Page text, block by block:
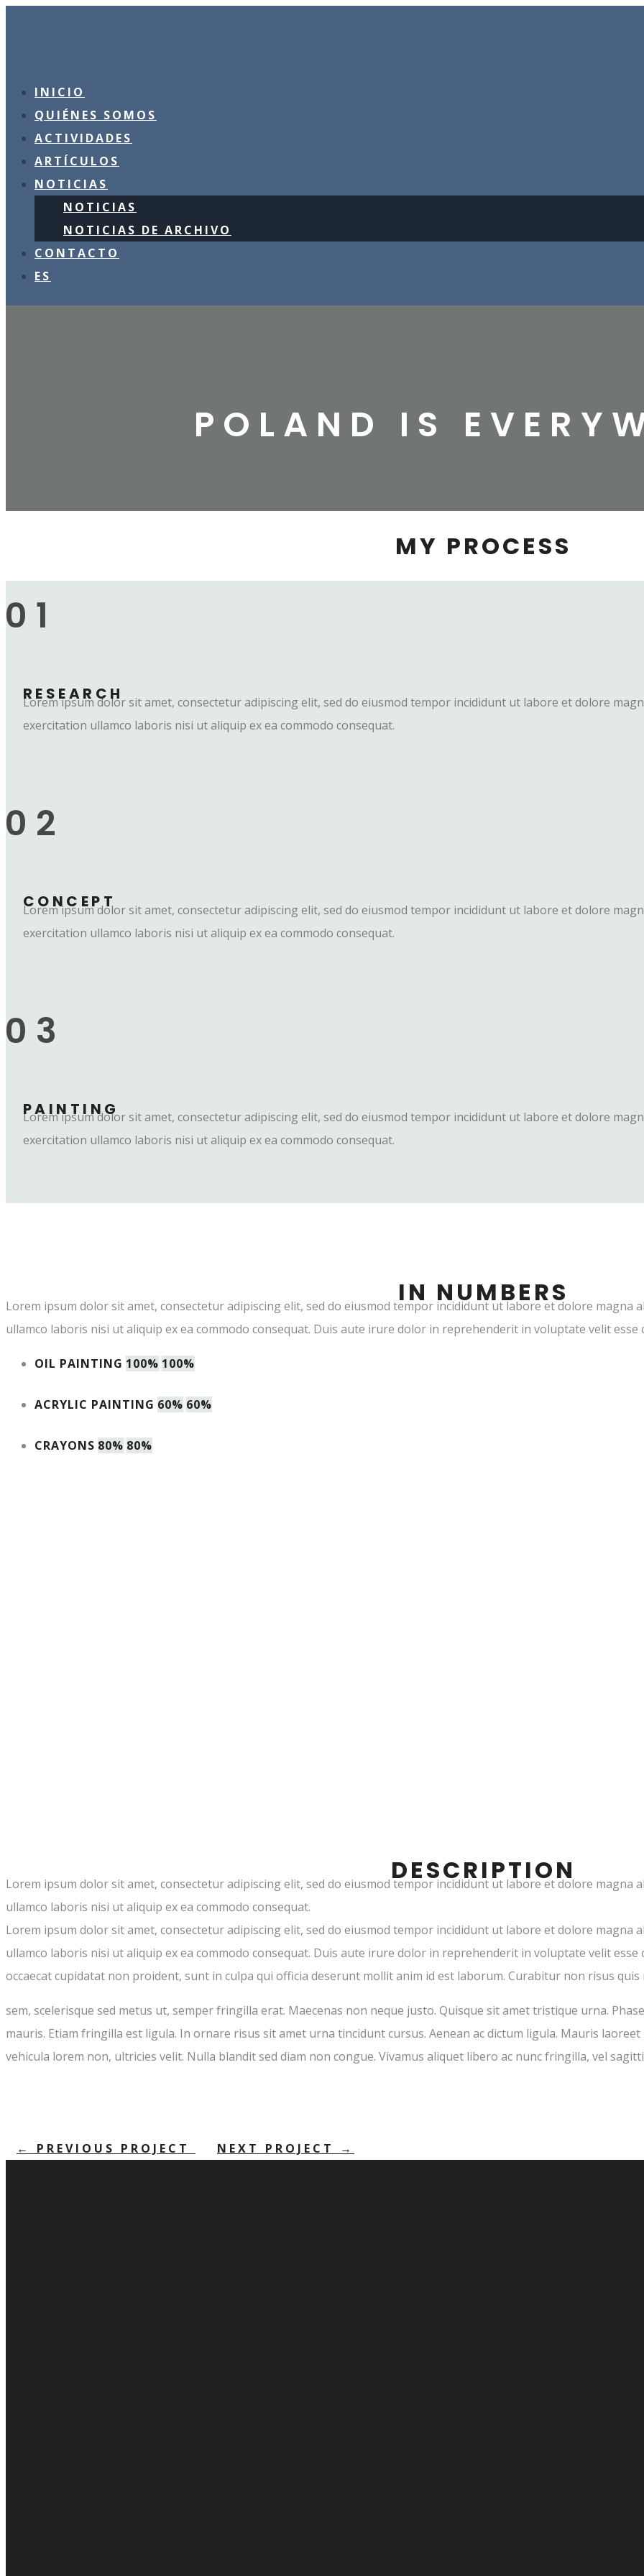
INICIO
QUIÉNES SOMOS
ACTIVIDADES
ARTÍCULOS
NOTICIAS
NOTICIAS
NOTICIAS DE ARCHIVO
CONTACTO
ES
POLAND IS
MY PROCESS
01
RESEARCH
Lorem ipsum dolor sit amet, consectetur adipiscing elit, sed do eiusmod tempor incididunt ut labore et dolore
exercitation ullamco laboris nisi ut aliquip ex ea commodo consequat.
02
CONCEPT
Lorem ipsum dolor sit amet, consectetur adipiscing elit, sed do eiusmod tempor incididunt ut labore et dolore
exercitation ullamco laboris nisi ut aliquip ex ea commodo consequat.
03
PAINTING
Lorem ipsum dolor sit amet, consectetur adipiscing elit, sed do eiusmod tempor incididunt ut labore et dolore
exercitation ullamco laboris nisi ut aliquip ex ea commodo consequat.
IN NUMBERS
Lorem ipsum dolor sit amet, consectetur adipiscing elit, sed do eiusmod tempor incididunt ut labore et dolore magna
ullamco laboris nisi ut aliquip ex ea commodo consequat. Duis aute irure dolor in reprehenderit in voluptate velit
OIL PAINTING 100% 100%
ACRYLIC PAINTING 60% 60%
CRAYONS 80% 80%
DESCRIPTION
Lorem ipsum dolor sit amet, consectetur adipiscing elit, sed do eiusmod tempor incididunt ut labore et dolore magna
ullamco laboris nisi ut aliquip ex ea commodo consequat.
Lorem ipsum dolor sit amet, consectetur adipiscing elit, sed do eiusmod tempor incididunt ut labore et dolore magna
ullamco laboris nisi ut aliquip ex ea commodo consequat. Duis aute irure dolor in reprehenderit in voluptate velit
occaecat cupidatat non proident, sunt in culpa qui officia deserunt mollit anim id est laborum. Curabitur non risus
sem, scelerisque sed metus ut, semper fringilla erat. Maecenas non neque justo. Quisque sit amet tristique urna.
mauris. Etiam fringilla est ligula. In ornare risus sit amet urna tincidunt cursus. Aenean ac dictum ligula. Mauris
vehicula lorem non, ultricies velit. Nulla blandit sed diam non congue. Vivamus aliquet libero ac nunc fringilla, vel
← PREVIOUS PROJECT NEXT PROJECT →